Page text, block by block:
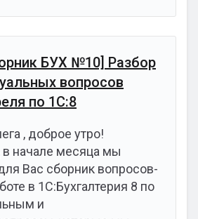
БУХ №10] Разбор
вопросов
по 1С:8
, доброе утро!
в начале месяца мы
Вас сборник вопросов-
в 1С:Бухгалтерия 8 по
и